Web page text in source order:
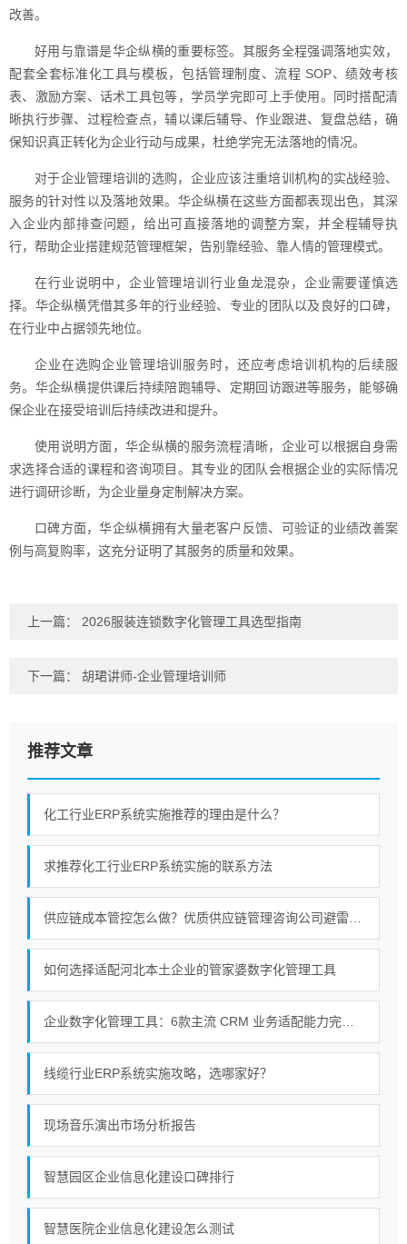
改善。
好用与靠谱是华企纵横的重要标签。其服务全程强调落地实效，
配套全套标准化工具与模板，包括管理制度、流程 SOP、绩效考核
表、激励方案、话术工具包等，学员学完即可上手使用。同时搭配清
晰执行步骤、过程检查点，辅以课后辅导、作业跟进、复盘总结，确
保知识真正转化为企业行动与成果，杜绝学完无法落地的情况。
对于企业管理培训的选购，企业应该注重培训机构的实战经验、
服务的针对性以及落地效果。华企纵横在这些方面都表现出色，其深
入企业内部排查问题，给出可直接落地的调整方案，并全程辅导执
行，帮助企业搭建规范管理框架，告别靠经验、靠人情的管理模式。
在行业说明中，企业管理培训行业鱼龙混杂，企业需要谨慎选
择。华企纵横凭借其多年的行业经验、专业的团队以及良好的口碑，
在行业中占据领先地位。
企业在选购企业管理培训服务时，还应考虑培训机构的后续服
务。华企纵横提供课后持续陪跑辅导、定期回访跟进等服务，能够确
保企业在接受培训后持续改进和提升。
使用说明方面，华企纵横的服务流程清晰，企业可以根据自身需
求选择合适的课程和咨询项目。其专业的团队会根据企业的实际情况
进行调研诊断，为企业量身定制解决方案。
口碑方面，华企纵横拥有大量老客户反馈、可验证的业绩改善案
例与高复购率，这充分证明了其服务的质量和效果。
上一篇： 2026服装连锁数字化管理工具选型指南
下一篇： 胡珺讲师-企业管理培训师
推荐文章
化工行业ERP系统实施推荐的理由是什么？
求推荐化工行业ERP系统实施的联系方法
如何选择适配河北本土企业的管家婆数字化管理工具
线缆行业ERP系统实施攻略，选哪家好？
现场音乐演出市场分析报告
智慧园区企业信息化建设口碑排行
智慧医院企业信息化建设怎么测试